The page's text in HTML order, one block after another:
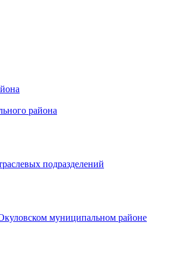
района
подразделений
муниципальном районе